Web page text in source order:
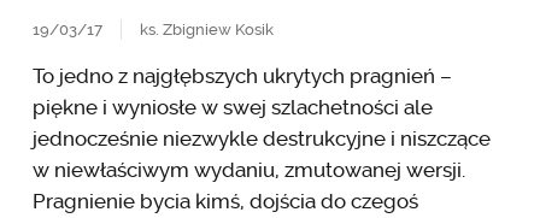
19/03/17 ks. Zbigniew Kosik
To jedno z najgłębszych ukrytych pragnień –
piękne i wyniosłe w swej szlachetności ale
jednocześnie niezwykle destrukcyjne i niszczące
w niewłaściwym wydaniu, zmutowanej wersji.
Pragnienie bycia kimś, dojścia do czegoś